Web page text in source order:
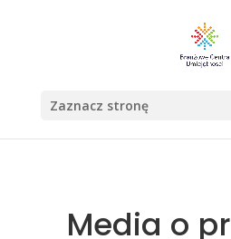
Zaznacz stronę
Media o